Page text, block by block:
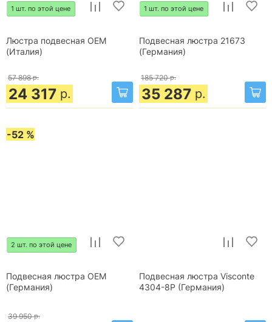
1 шт. по этой цене
Люстра подвесная OEM
(Италия)
57 898 р.
24 317 р.
1 шт. по этой цене
Подвесная люстра 21673
(Германия)
185 720 р.
35 287 р.
-52 %
2 шт. по этой цене
Подвесная люстра OEM
(Германия)
39 950 р.
Подвесная люстра Visconte
4304-8P (Германия)